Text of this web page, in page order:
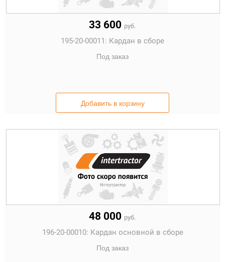
33 600 руб.
195-20-00011: Кардан в сборе
Под заказ
Добавить в корзину
48 000 руб.
196-20-00010: Кардан основной в сборе
Под заказ